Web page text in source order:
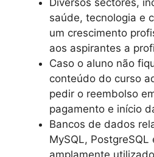
saúde, tecnologia e
um crescimento
aos aspirantes a
Caso o aluno não
conteúdo do curso
pedir o reembolso
pagamento e início
Bancos de dados
MySQL, PostgreSQL
amplamente